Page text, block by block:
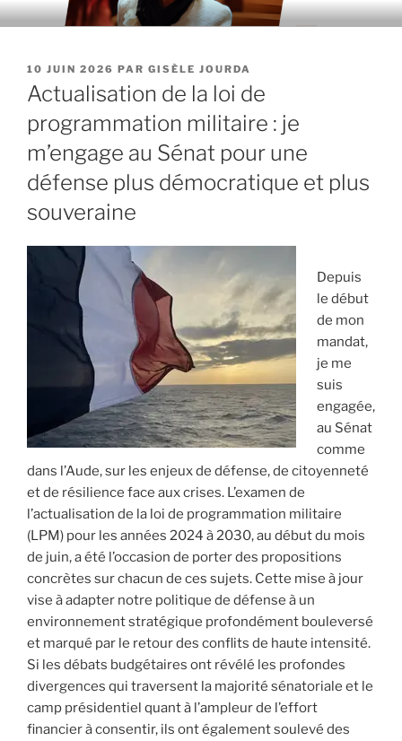
Aller
au
principal
PUBLIÉ
LE
10 JUIN 2026 PAR GISÈLE JOURDA
Actualisation de la loi de
programmation militaire : je
m’engage au Sénat pour une
défense plus démocratique et plus
souveraine
Depuis
le début
de mon
mandat,
je me
suis
engagée,
au Sénat
comme
dans l’Aude, sur les enjeux de défense, de citoyenneté
et de résilience face aux crises. L’examen de
l’actualisation de la loi de programmation militaire
(LPM) pour les années 2024 à 2030, au début du mois
de juin, a été l’occasion de porter des propositions
concrètes sur chacun de ces sujets. Cette mise à jour
vise à adapter notre politique de défense à un
environnement stratégique profondément bouleversé
et marqué par le retour des conflits de haute intensité.
Si les débats budgétaires ont révélé les profondes
divergences qui traversent la majorité sénatoriale et le
camp présidentiel quant à l’ampleur de l’effort
financier à consentir, ils ont également soulevé des